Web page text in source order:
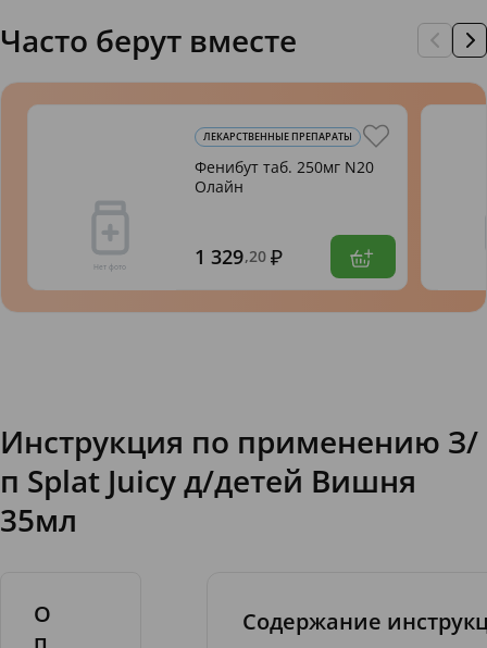
Часто берут вместе
ЛЕКАРСТВЕННЫЕ ПРЕПАРАТЫ
Фенибут таб. 250мг N20
Олайн
1 329,20
Инструкция по применению З/
п Splat Juicy д/детей Вишня
35мл
О
п
Содержание